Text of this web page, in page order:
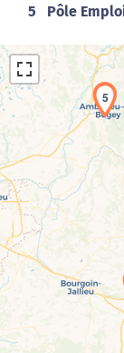
5 Pôle
5